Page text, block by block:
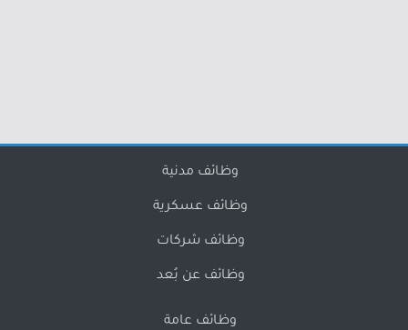
وظائف مدنية
وظائف عسكرية
وظائف شركات
وظائف عن بُعد
وظائف عامة